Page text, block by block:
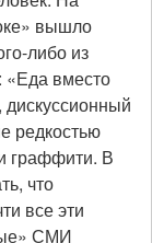
вышло
либо из
«Еда вместо
редкостью
граффити. В
что
все эти
СМИ